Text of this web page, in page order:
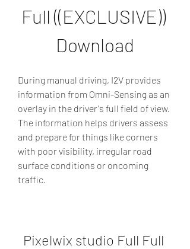
Full ((EXCLUSIVE))
Download
During manual driving, I2V provides
information from Omni-Sensing as an
overlay in the driver's full field of view.
The information helps drivers assess
and prepare for things like corners
with poor visibility, irregular road
surface conditions or oncoming
traffic.
Pixelwix studio Full Full